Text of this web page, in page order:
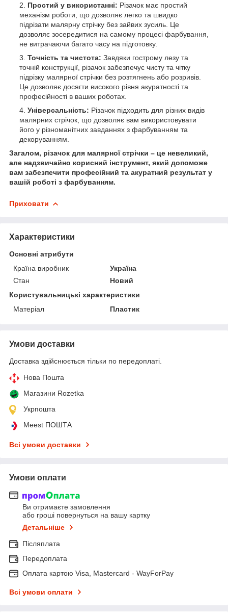
Простий у використанні: Різачок має простий
механізм роботи, що дозволяє легко та швидко
підрізати малярну стрічку без зайвих зусиль. Це
дозволяє зосередитися на самому процесі фарбування,
не витрачаючи багато часу на підготовку.
Точність та чистота: Завдяки гострому лезу та
точній конструкції, різачок забезпечує чисту та чітку
підрізку малярної стрічки без розтягнень або розривів.
Це дозволяє досягти високого рівня акуратності та
професійності в ваших роботах.
Універсальність: Різачок підходить для різних видів
малярних стрічок, що дозволяє вам використовувати
його у різноманітних завданнях з фарбуванням та
декоруванням.
Загалом, різачок для малярної стрічки – це невеликий,
але надзвичайно корисний інструмент, який допоможе
вам забезпечити професійний та акуратний результат у
вашій роботі з фарбуванням.
Приховати
Характеристики
Основні атрибути
Країна виробник
Україна
Стан
Новий
Користувальницькі характеристики
Матеріал
Пластик
Умови доставки
Доставка здійснюється тільки по передоплаті.
Нова Пошта
Магазини Rozetka
Укрпошта
Meest ПОШТА
Всі умови доставки
Умови оплати
Ви отримаєте замовлення
або гроші повернуться на вашу картку
Детальніше
Післяплата
Передоплата
Оплата картою Visa, Mastercard - WayForPay
Всі умови оплати